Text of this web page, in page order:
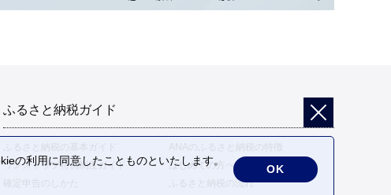
ふるさと納税ガイド
ふるさと納税の基本ガイド
ANAのふるさと納税の特徴
ワンストップ特例制度ガイド
はじめての方へ
ふるさと納税の流れ
の利用に同意したことものといたします。
OK